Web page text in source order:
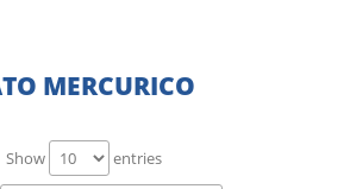
MERCURICO
Show entries